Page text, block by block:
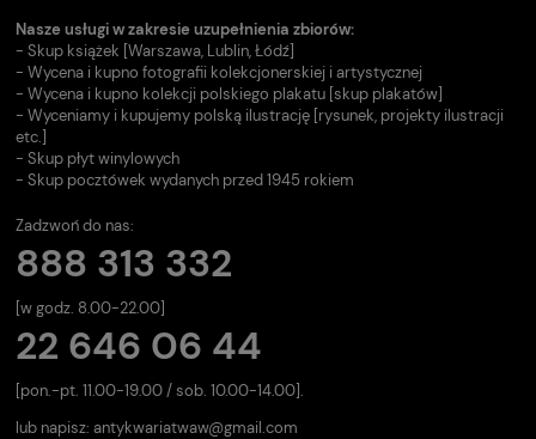
Nasze usługi w zakresie uzupełnienia zbiorów:
- Skup książek [Warszawa, Lublin, Łódź]
- Wycena i kupno fotografii kolekcjonerskiej i artystycznej
- Wycena i kupno kolekcji polskiego plakatu [skup plakatów]
- Wyceniamy i kupujemy polską ilustrację [rysunek, projekty ilustracji
etc.]
- Skup płyt winylowych
- Skup pocztówek wydanych przed 1945 rokiem
Zadzwoń do nas:
888 313 332
[w godz. 8.00-22.00]
22 646 06 44
[pon.-pt. 11.00-19.00 / sob. 10.00-14.00].
lub napisz: antykwariatwaw@gmail.com